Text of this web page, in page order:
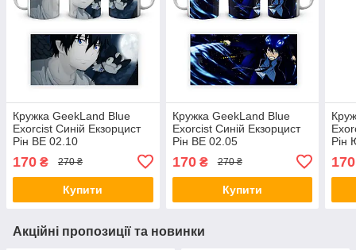
Кружка GeekLand Blue
Exorcist Синій Екзорцист
Рін BE 02.10
170 ₴ 270 ₴
Купити
Кружка GeekLand Blue
Exorcist Синій Екзорцист
Рін BE 02.05
170₴ 270 ₴
Купити
Рін
170
Акційні пропозиції та новинки